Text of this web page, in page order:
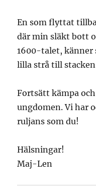
En som flyttat
där min släkt bott
1600-talet, känner
lilla strå till
Fortsätt kämpa
ungdomen. Vi har
ruljans som du!
Hälsningar!
Maj-Len